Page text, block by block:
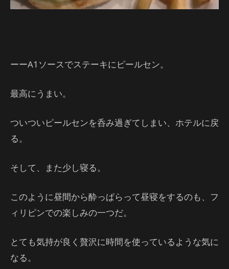
ーーA1ソースでステーキにピールセン。
最高にうまい。
ついついピールセンを呑み過ぎてしまい、ホテルに戻
る。
そして、また少し寝る。
このように昼間から酔っぱらって昼寝をするのも、フ
ィリピンでの楽しみの一つだ。
とても気持が良く贅沢に時間を使っているような気に
なる。